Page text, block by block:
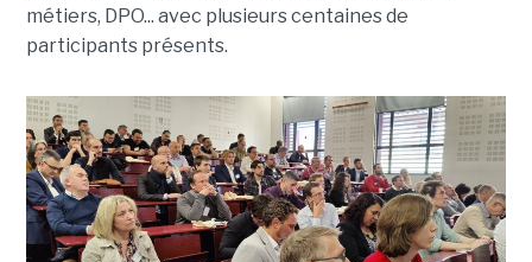
métiers, DPO... avec plusieurs centaines de
participants présents.